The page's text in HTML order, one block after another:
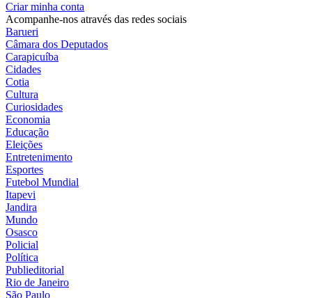
Criar minha conta
Acompanhe-nos através das redes sociais
Barueri
Câmara dos Deputados
Carapicuíba
Cidades
Cotia
Cultura
Curiosidades
Economia
Educação
Eleições
Entretenimento
Esportes
Futebol Mundial
Itapevi
Jandira
Mundo
Osasco
Policial
Política
Publieditorial
Rio de Janeiro
São Paulo